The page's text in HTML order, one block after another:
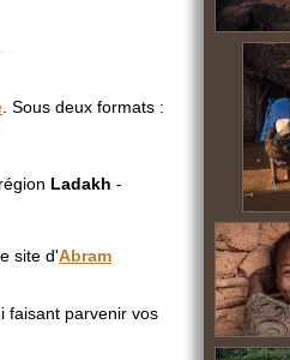
. Sous deux formats :
Ladakh -
site d'Abram
faisant parvenir vos